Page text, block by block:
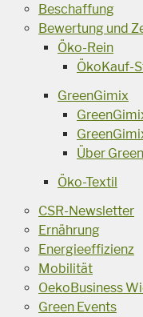
Beschaffung
Bewertung und
Öko-Rein
ÖkoKauf-
GreenGimix
Über
Öko-Textil
CSR-Newsletter
Ernährung
Energieeffizienz
Mobilität
OekoBusiness
Green Events